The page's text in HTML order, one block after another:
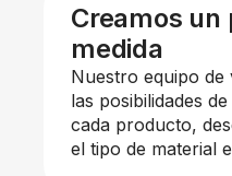
Creamos un
medida
Nuestro equipo de
las posibilidades
cada producto,
el tipo de material